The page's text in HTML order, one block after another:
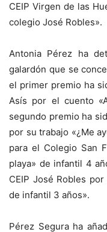
CEIP Virgen de las
colegio José Robles».
Antonia Pérez ha
galardón que se
el primer premio ha
Asís por el cuento
segundo premio ha
por su trabajo «¿Me
para el Colegio San
playa» de infantil 4
CEIP José Robles
de infantil 3 años».
Pérez Segura ha